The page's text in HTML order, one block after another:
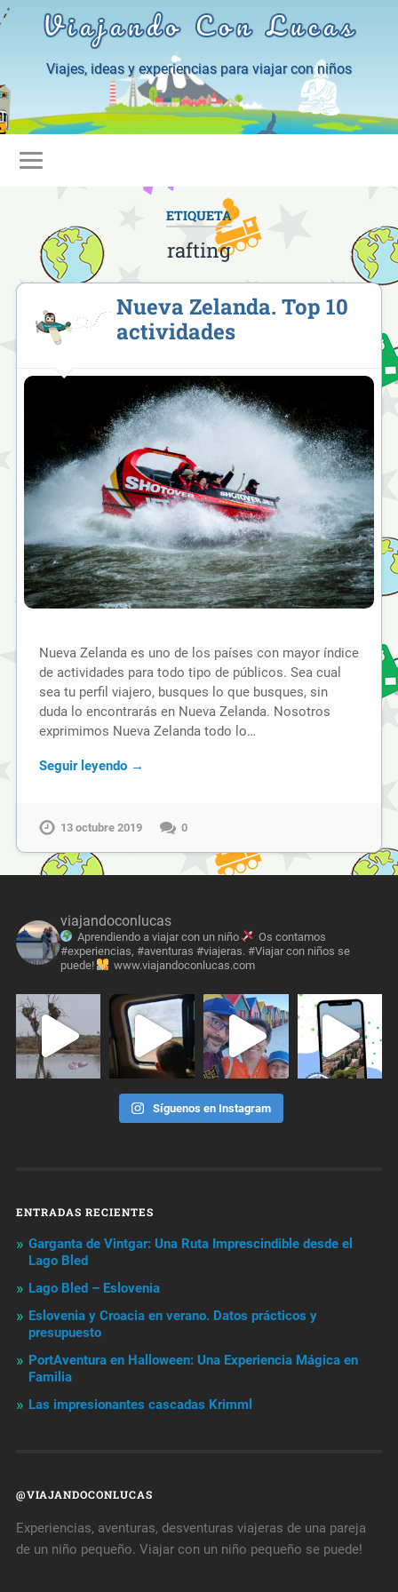
Viajando Con Lucas
Viajes, ideas y experiencias para viajar con niños
ETIQUETA
rafting
Nueva Zelanda. Top 10
actividades
Nueva Zelanda es uno de los países con mayor índice
de actividades para todo tipo de públicos. Sea cual
sea tu perfil viajero, busques lo que busques, sin
duda lo encontrarás en Nueva Zelanda. Nosotros
exprimimos Nueva Zelanda todo lo…
Seguir leyendo →
13 octubre 2019 0
viajandoconlucas
Aprendiendo a viajar con un niño
Os contamos
#experiencias, #aventuras #viajeras. #Viajar con niños se
puede!
www.viajandoconlucas.com
Síguenos en Instagram
ENTRADAS RECIENTES
Garganta de Vintgar: Una Ruta Imprescindible desde el
Lago Bled
Lago Bled – Eslovenia
Eslovenia y Croacia en verano. Datos prácticos y
presupuesto
PortAventura en Halloween: Una Experiencia Mágica en
Familia
Las impresionantes cascadas Krimml
@VIAJANDOCONLUCAS
Experiencias, aventuras, desventuras viajeras de una pareja
de un niño pequeño. Viajar con un niño pequeño se puede!